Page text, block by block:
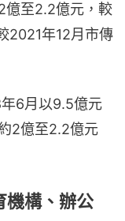
億至2.2億元，較
2021年12月市傳
6月以9.5億元
2億至2.2億元
構、辦公